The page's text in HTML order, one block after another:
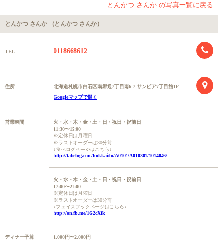
とんかつ さんか の写真一覧に戻る
とんかつ さんか （とんかつ さんか）
TEL 0118668612
住所
北海道札幌市白石区南郷通7丁目南6-7 サンピア7丁目館1F
Googleマップで開く
営業時間
火・水・木・金・土・日・祝日・祝前日
11:30〜15:00
※定休日は月曜日
※ラストオーダーは30分前
↓食べログページはこちら↓
http://tabelog.com/hokkaido/A0101/A010301/1014046/
火・水・木・金・土・日・祝日・祝前日
17:00〜21:00
※定休日は月曜日
※ラストオーダーは30分前
↓フェイスブックページはこちら↓
http://on.fb.me/1G2cXfk
ディナー予算 1,000円〜2,000円